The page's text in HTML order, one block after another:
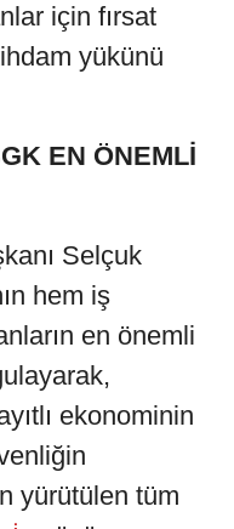
için fırsat
yükünü
EN ÖNEMLİ
Selçuk
hem iş
en önemli
ekonominin
yürütülen tüm